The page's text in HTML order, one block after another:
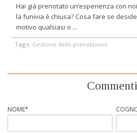
Hai già prenotato un’esperienza con
la funivia è chiusa? Cosa fare se
motivo qualsiasi o ...
Tags: Gestione delle prenotazioni
Commenti
NOME*